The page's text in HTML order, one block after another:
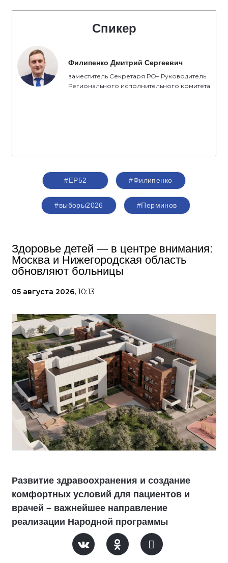
Спикер
Филипенко Дмитрий Сергеевич
заместитель Секретаря РО– Руководитель
Регионального исполнительного комитета
#ЕР52 #Филипенко
#выборы2026 #Перминов
Здоровье детей — в центре внимания:
Москва и Нижегородская область
обновляют больницы
05 августа 2026, 10:13
Развитие здравоохранения и создание
комфортных условий для пациентов и
врачей – важнейшее направление
реализации Народной программы